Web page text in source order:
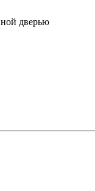
дверью